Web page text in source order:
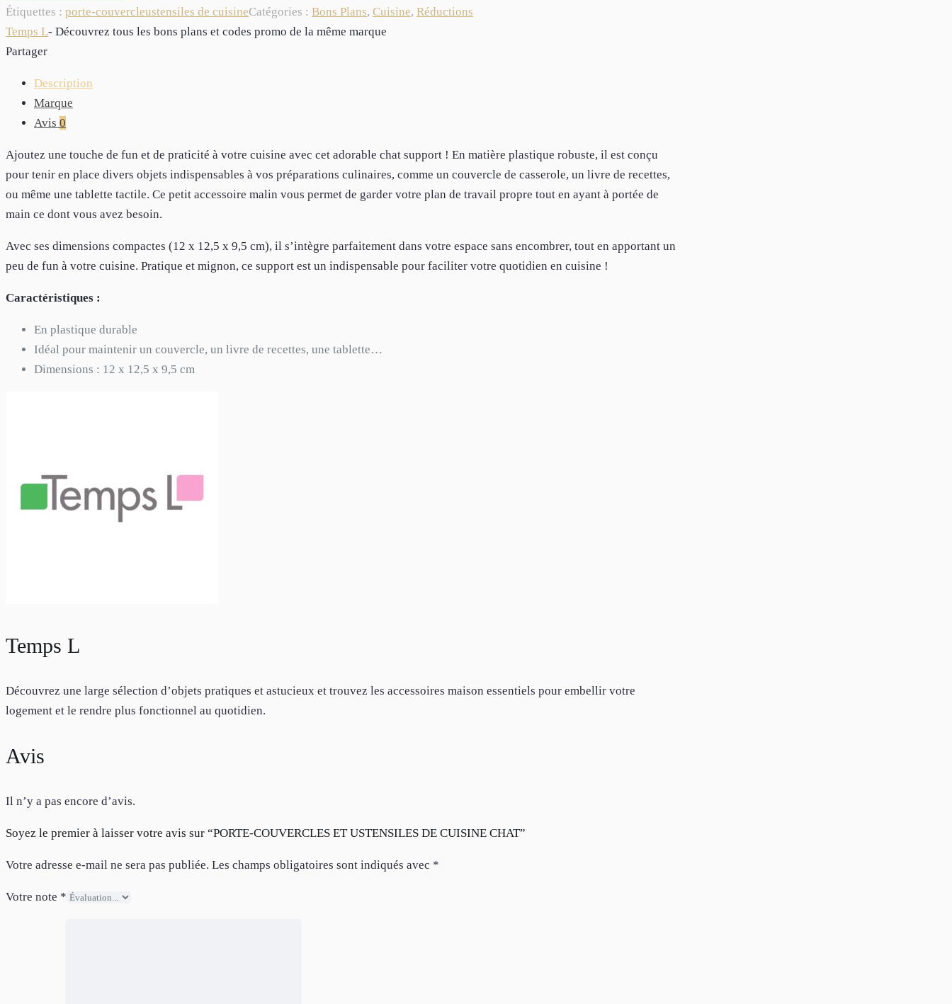
Étiquettes : porte-couvercleustensiles de cuisineCatégories : Bons Plans, Cuisine, Réductions
Temps L- Découvrez tous les bons plans et codes promo de la même marque
Partager
Description
Marque
Avis 0
Ajoutez une touche de fun et de praticité à votre cuisine avec cet adorable chat support ! En matière plastique robuste, il est conçu
pour tenir en place divers objets indispensables à vos préparations culinaires, comme un couvercle de casserole, un livre de recettes,
ou même une tablette tactile. Ce petit accessoire malin vous permet de garder votre plan de travail propre tout en ayant à portée de
main ce dont vous avez besoin.
Avec ses dimensions compactes (12 x 12,5 x 9,5 cm), il s’intègre parfaitement dans votre espace sans encombrer, tout en apportant un
peu de fun à votre cuisine. Pratique et mignon, ce support est un indispensable pour faciliter votre quotidien en cuisine !
Caractéristiques :
En plastique durable
Idéal pour maintenir un couvercle, un livre de recettes, une tablette…
Dimensions : 12 x 12,5 x 9,5 cm
Temps L
Découvrez une large sélection d’objets pratiques et astucieux et trouvez les accessoires maison essentiels pour embellir votre
logement et le rendre plus fonctionnel au quotidien.
Avis
Il n’y a pas encore d’avis.
Soyez le premier à laisser votre avis sur “PORTE-COUVERCLES ET USTENSILES DE CUISINE CHAT”
Votre adresse e-mail ne sera pas publiée. Les champs obligatoires sont indiqués avec *
Votre note *